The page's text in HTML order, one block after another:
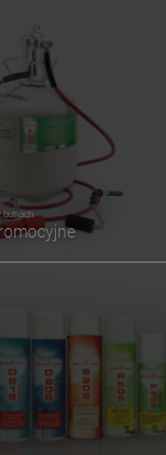
butlach